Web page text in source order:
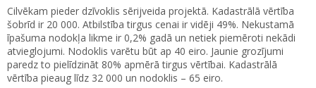
Cilvēkam pieder dzīvoklis sērijveida projektā. Kadastrālā vērtība
šobrīd ir 20 000. Atbilstība tirgus cenai ir vidēji 49%. Nekustamā
īpašuma nodokļa likme ir 0,2% gadā un netiek piemēroti nekādi
atvieglojumi. Nodoklis varētu būt ap 40 eiro. Jaunie grozījumi
paredz to pielīdzināt 80% apmērā tirgus vērtībai. Kadastrālā
vērtība pieaug līdz 32 000 un nodoklis – 65 eiro.